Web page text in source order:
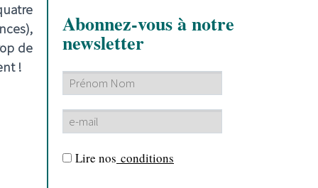
de
!
Abonnez-vous à notre
newsletter
Lire nos conditions